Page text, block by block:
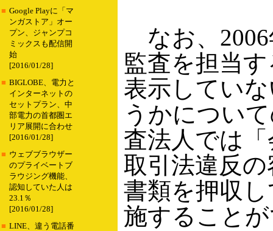
■ Google Playに「マ
ンガストア」オー
プン、ジャンプコ
ミックスも配信開
始
[2016/01/28]
■ BIGLOBE、電力と
インターネットの
セットプラン、中
部電力の首都圏エ
リア展開に合わせ
[2016/01/28]
■ ウェブブラウザー
のプライベートブ
ラウジング機能、
認知していた人は
23.1％
[2016/01/28]
■ LINE、違う電話番
なお、2006
監査を担当
表示してい
うかについ
査法人では
取引法違反
書類を押収
施すること